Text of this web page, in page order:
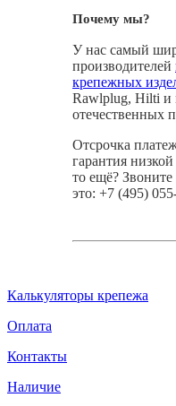
Почему мы?
У нас самый
производителей
крепежных
Rawlplug, Hilti и
отечественных
Отсрочка
гарантия
то ещё?
это: +7 (495)
Калькуляторы крепежа
Оплата
Контакты
Наличие